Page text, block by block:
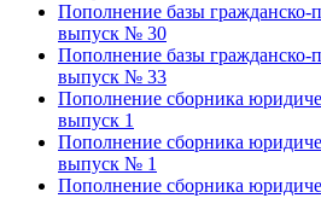
Пополнение базы гражданско-
выпуск № 30
Пополнение базы гражданско-
выпуск № 33
Пополнение сборника
выпуск 1
Пополнение сборника
выпуск № 1
Пополнение сборника